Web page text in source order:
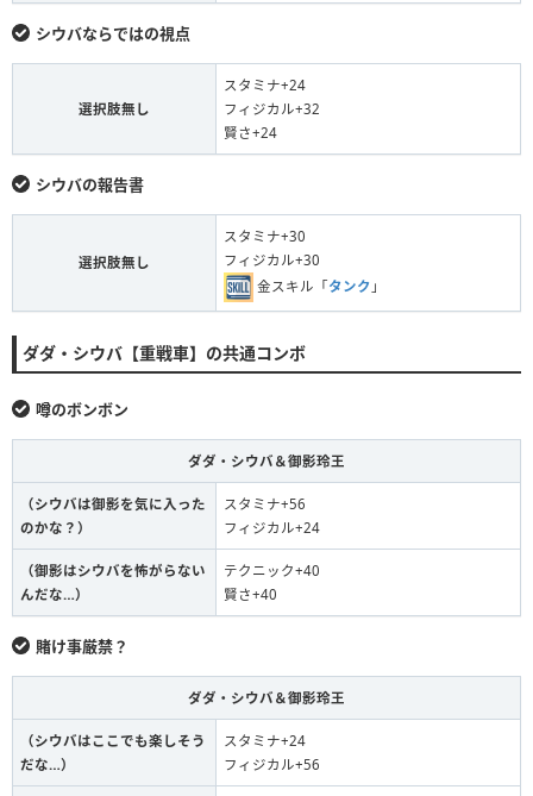
シウバならではの視点
選択肢無し
スタミナ+24
フィジカル+32
賢さ+24
シウバの報告書
選択肢無し
スタミナ+30
フィジカル+30
金スキル「タンク 」
ダダ・シウバ【重戦車】の共通コンボ
噂のボンボン
ダダ・シウバ＆御影玲王
（シウバは御影を気に入った
のかな？）
スタミナ+56
フィジカル+24
（御影はシウバを怖がらない
んだな…）
テクニック+40
賢さ+40
賭け事厳禁？
ダダ・シウバ＆御影玲王
（シウバはここでも楽しそう
だな…）
スタミナ+24
フィジカル+56